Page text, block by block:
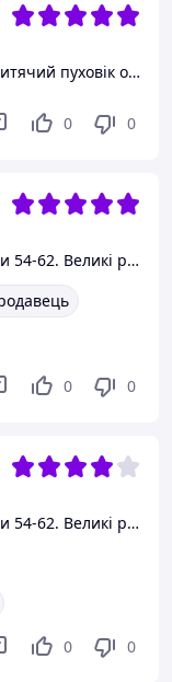
Пуховік-трансформер для дівчинки. Дитячий пуховік оберсайз 140
0 0
Жіночий купальник Fuba 0619. Розміри 54-62. Великі розміри.
0 0
Жіночий купальник Fuba 0619. Розміри 54-62. Великі розміри.
0 0